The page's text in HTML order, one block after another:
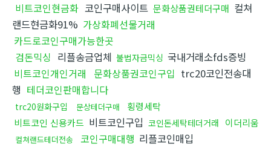
비트코인현금화 코인구매사이트 문화상품권테더구매 컬쳐
랜드현금화91% 가상화폐선물거래
카드로코인구매가능한곳
검돈믹싱 리플송금업체 불법자금믹싱 국내거래소fds증빙
비트코인개인거래
문화상품권코인구입 trc20코인전송대
행 테더코인판매합니다
trc20원화구입 문상테더구매
횡령세탁
비트코인 신용카드 비트코인구입 코인돈세탁테더거래 이더리움
컬쳐랜드테더전송 코인구매대행 리플코인매입